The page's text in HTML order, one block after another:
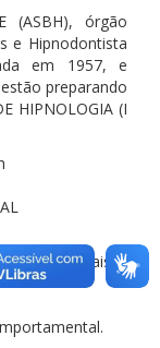
(ASBH), órgão
e Hipnodontista
em 1957, e
estão preparando
HIPNOLOGIA (I
Orais e